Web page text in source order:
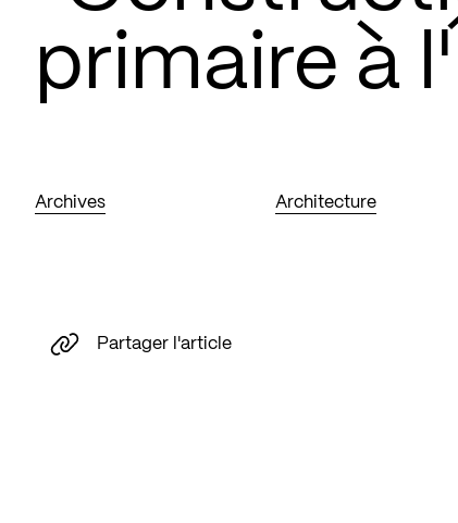
primaire à
Archives Architecture
Partager l'article